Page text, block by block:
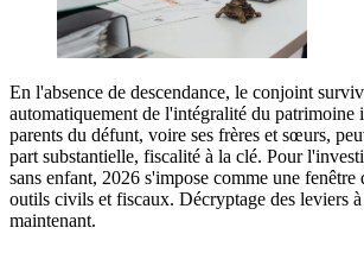
En l'absence de descendance, le conjoint
automatiquement de l'intégralité du patrimoine
parents du défunt, voire ses frères et sœurs,
part substantielle, fiscalité à la clé. Pour
sans enfant, 2026 s'impose comme une fenêtre
outils civils et fiscaux. Décryptage des leviers
maintenant.